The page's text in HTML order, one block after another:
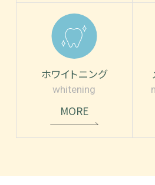
ホワイトニング
whitening
MORE